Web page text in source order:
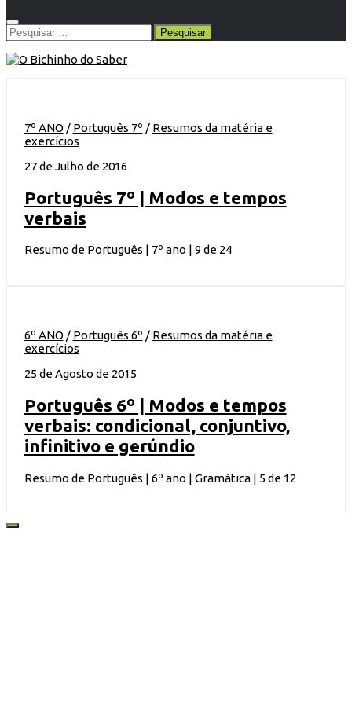
Pesquisar
por:
7º ANO / Português 7º / Resumos da matéria e
exercícios
27 de Julho de 2016
Português 7º | Modos e tempos
verbais
Resumo de Português | 7º ano | 9 de 24
6º ANO / Português 6º / Resumos da matéria e
exercícios
25 de Agosto de 2015
Português 6º | Modos e tempos
verbais: condicional, conjuntivo,
infinitivo e gerúndio
Resumo de Português | 6º ano | Gramática | 5 de 12